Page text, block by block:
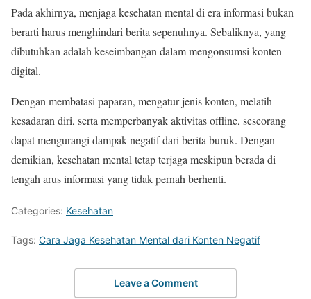
Pada akhirnya, menjaga kesehatan mental di era informasi bukan
berarti harus menghindari berita sepenuhnya. Sebaliknya, yang
dibutuhkan adalah keseimbangan dalam mengonsumsi konten
digital.
Dengan membatasi paparan, mengatur jenis konten, melatih
kesadaran diri, serta memperbanyak aktivitas offline, seseorang
dapat mengurangi dampak negatif dari berita buruk. Dengan
demikian, kesehatan mental tetap terjaga meskipun berada di
tengah arus informasi yang tidak pernah berhenti.
Categories: Kesehatan
Tags: Cara Jaga Kesehatan Mental dari Konten Negatif
Leave a Comment